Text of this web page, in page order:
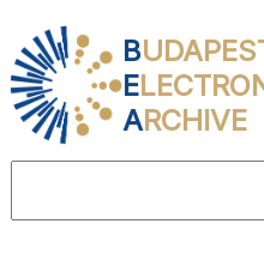
B
E
ARCHIVE